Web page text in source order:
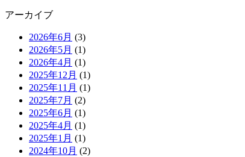
アーカイブ
2026年6月 (3)
2026年5月 (1)
2026年4月 (1)
2025年12月 (1)
2025年11月 (1)
2025年7月 (2)
2025年6月 (1)
2025年4月 (1)
2025年1月 (1)
2024年10月 (2)